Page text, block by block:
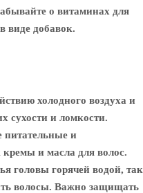
о витаминах для
виде добавок.
холодного воздуха и
сухости и ломкости.
питательные и
и масла для волос.
головы горячей водой, так
волосы. Важно защищать